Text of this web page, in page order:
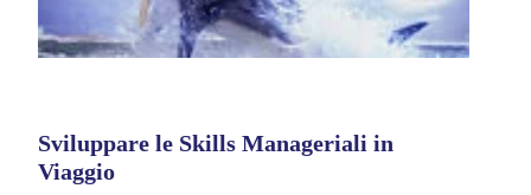
Sviluppare le Skills Manageriali in
Viaggio